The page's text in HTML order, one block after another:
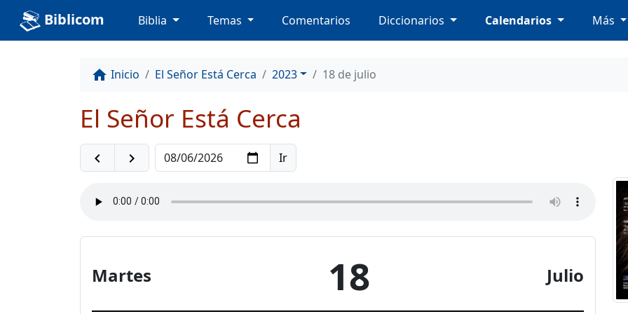
Biblicom Biblia Temas Comentarios Diccionarios Calendarios Más
home Inicio El Señor Está Cerca 2023 18 de julio
El Señor Está Cerca
navigate_before navigate_next
Martes 18 Julio